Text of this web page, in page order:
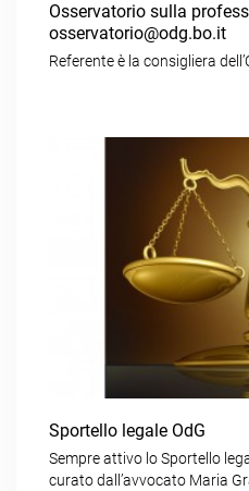
Osservatorio sulla
osservatorio@odg.bo.it
Referente è la consigliera
Sportello legale OdG
Sempre attivo lo Sportello
curato dall’avvocato Maria